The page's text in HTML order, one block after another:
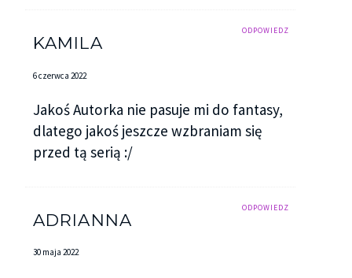
ODPOWIEDZ
KAMILA
6 czerwca 2022
Jakoś Autorka nie pasuje mi do fantasy,
dlatego jakoś jeszcze wzbraniam się
przed tą serią :/
ODPOWIEDZ
ADRIANNA
30 maja 2022